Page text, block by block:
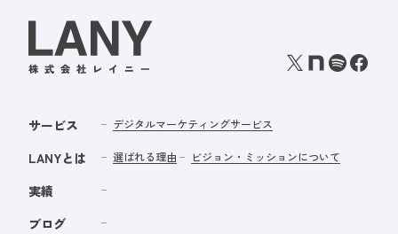
サービス デジタルマーケティングサービス
LANYとは 選ばれる理由 ビジョン・ミッションについて
実績
ブログ